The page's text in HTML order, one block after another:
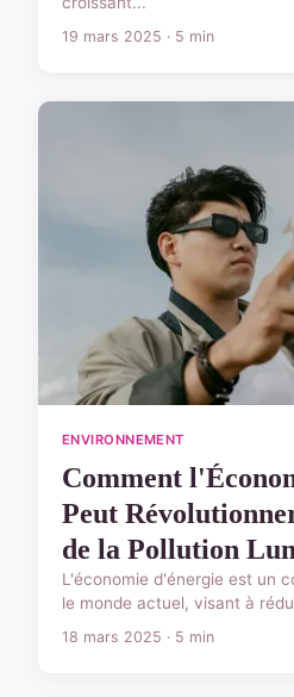
19 mars 2025 · 5 min
ENVIRONNEMENT
Comment
Peut
de la Pollution
L'économie d'énergie est un
le monde actuel, visant à
18 mars 2025 · 5 min